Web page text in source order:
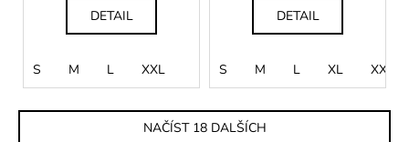
DETAIL
S M L XXL
DETAIL
S M L XL XXL
NAČÍST 18 DALŠÍCH